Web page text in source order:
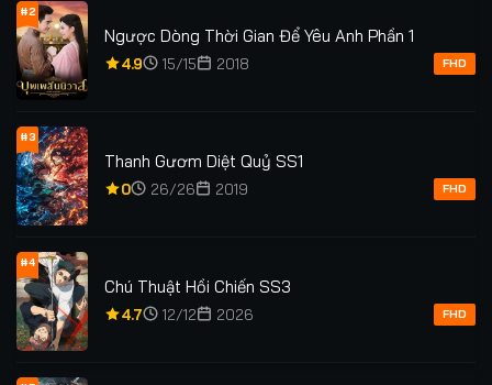
#2
Ngược Dòng Thời Gian Để Yêu Anh Phần 1
4.9 15/15 2018 FHD
#3
Thanh Gươm Diệt Quỷ SS1
0 26/26 2019 FHD
#4
Chú Thuật Hồi Chiến SS3
4.7 12/12 2026 FHD